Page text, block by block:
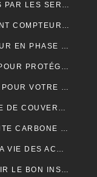
LES SERVICES D’URGENCE OFFERTS PAR LES SERRURIERS À PARIS
QUI DOIT CHANGER LE ROBINET AVANT COMPTEUR MAISON INDIVIDUELLE ?
REPROGRAMMATION DU CALCULATEUR EN PHASE 1 : EXPLICATIONS
QUEL SYSTÈME D’ALARME CHOISIR POUR PROTÉGER VOTRE MAISON ?
COMMENT CHOISIR LE BON ISOLANT POUR VOTRE TOITURE ?
COMMENT CHOISIR UNE ENTREPRISE DE COUVERTURE ?
COMMENT RÉDUIRE VOTRE EMPREINTE CARBONE ET VIVRE DURABLEMENT ?
COMMENT LE SI ACHATS SIMPLIFIE LA VIE DES ACHETEURS
ÉPILATION LASER : COMMENT CHOISIR LE BON INSTITUT ?